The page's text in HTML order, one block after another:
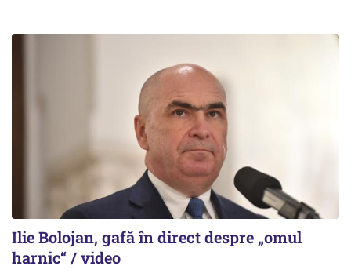
Ilie Bolojan, gafă în direct despre „omul
harnic“ / video